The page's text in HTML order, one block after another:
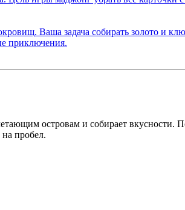
островам и собирает вкусности.
пробел.